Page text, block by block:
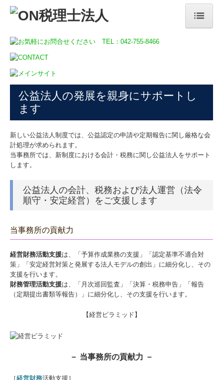
HOME
当事務所のサービス
補助金・助成金・融資情報
関与先向け融資商品ご紹介
経営者お役立ち情報
経営革新等支援機関
TKCシステムQ&A
公益法人の皆様へ
経営アドバイス・コーナー
経営者の四季
海外展開支援
経営改善オンデマンド講座
国の共済制度活用コーナー
公益法人の発展を親身にサポートし
ます
新しい公益法人制度では、公益認定の申請や定期報告に関し厳格な会
計処理が求められます。
当事務所では、新制度における会計・税務に関し公益法人をサポート
します。
公益法人の会計、税務および法人運営（法令
順守・安定経営）をご支援します
当事務所の貢献力
経営財務活動支援は、「予算作成業務の支援」「認定基準不適合対
策」「安定経営対策と発展する法人モデルの創出」に細分化し、その
支援を行います。
財務管理活動支援は、「月次巡回監査」「決算・税務申告」「報告
（定期提出書類等報告）」に細分化し、その支援を行います。
【経営ピラミッド】
－ 当事務所の貢献力 －
［経営財務活動支援］